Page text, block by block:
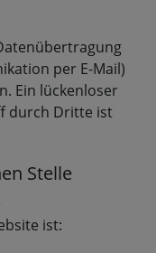
per E-Mail)
Ein lückenloser
durch Dritte ist
Stelle
ist: